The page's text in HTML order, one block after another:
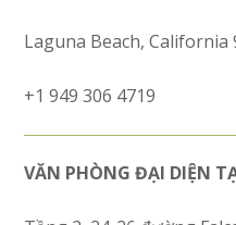
Laguna Beach, California
+1 949 306 4719
VĂN PHÒNG ĐẠI DIỆN